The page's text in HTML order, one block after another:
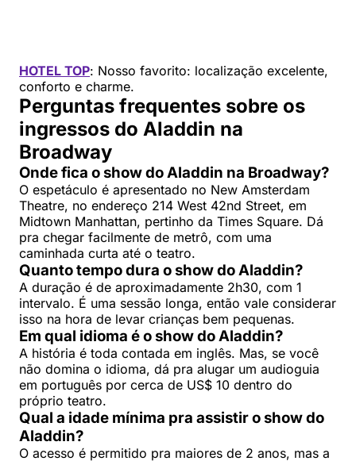
HOTEL TOP: Nosso favorito: localização excelente,
conforto e charme.
Perguntas frequentes sobre os
ingressos do Aladdin na
Broadway
Onde fica o show do Aladdin na Broadway?
O espetáculo é apresentado no New Amsterdam
Theatre, no endereço 214 West 42nd Street, em
Midtown Manhattan, pertinho da Times Square. Dá
pra chegar facilmente de metrô, com uma
caminhada curta até o teatro.
Quanto tempo dura o show do Aladdin?
A duração é de aproximadamente 2h30, com 1
intervalo. É uma sessão longa, então vale considerar
isso na hora de levar crianças bem pequenas.
Em qual idioma é o show do Aladdin?
A história é toda contada em inglês. Mas, se você
não domina o idioma, dá pra alugar um audioguia
em português por cerca de US$ 10 dentro do
próprio teatro.
Qual a idade mínima pra assistir o show do
Aladdin?
O acesso é permitido pra maiores de 2 anos, mas a